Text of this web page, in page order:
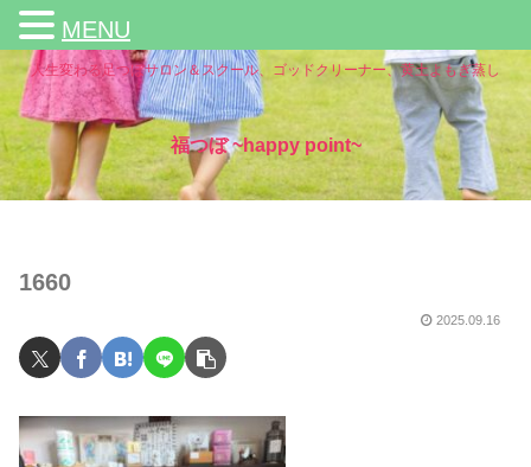
人生変わる足つぼサロン＆スクール、ゴッドクリーナー、黄土よもぎ蒸し
福つぼ ~happy point~
1660
2025.09.16
MENU